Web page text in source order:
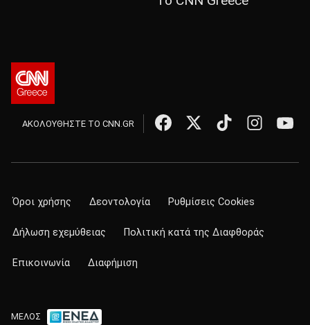
ΑΚΟΛΟΥΘΗΣΤΕ ΤΟ CNN.GR
Όροι χρήσης Δεοντολογία Ρυθμίσεις Cookies
Δήλωση εχεμύθειας Πολιτική κατά της Διαφθοράς
Επικοινωνία Διαφήμιση
ΜΕΛΟΣ